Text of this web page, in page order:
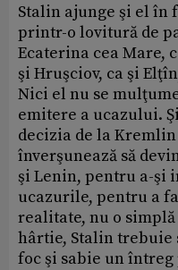
Stalin ajunge şi el în
printr-o lovitură de
Ecaterina cea Mare,
şi Hruşciov, ca şi
Nici el nu se
emitere a ucazului.
decizia de la Kremlin
înverşunează să
şi Lenin, pentru a-şi
ucazurile, pentru a
realitate, nu o simplă
hârtie, Stalin trebuie
foc şi sabie un întreg